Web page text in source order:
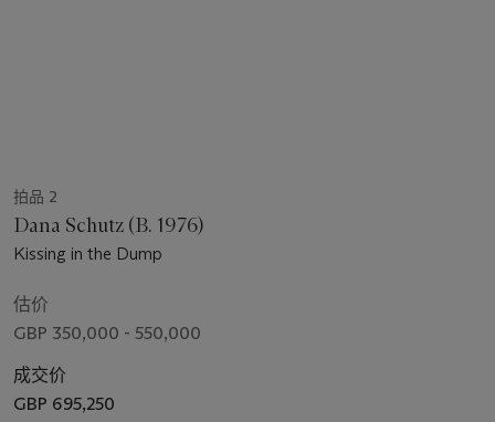
拍品 2
Dana Schutz (B. 1976)
Kissing in the Dump
估价
GBP 350,000 - 550,000
成交价
GBP 695,250